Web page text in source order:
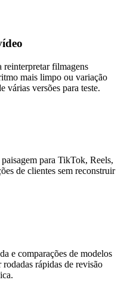
reinterpretar filmagens
mais limpo ou variação
várias versões para teste.
para TikTok, Reels,
de clientes sem reconstruir
e comparações de modelos
rápidas de revisão